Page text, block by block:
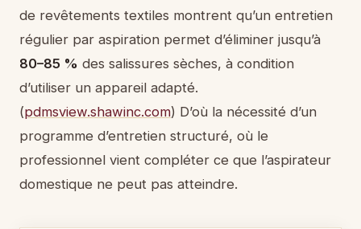
de revêtements textiles montrent qu’un entretien
régulier par aspiration permet d’éliminer jusqu’à
80–85 % des salissures sèches, à condition
d’utiliser un appareil adapté.
(pdmsview.shawinc.com) D’où la nécessité d’un
programme d’entretien structuré, où le
professionnel vient compléter ce que l’aspirateur
domestique ne peut pas atteindre.